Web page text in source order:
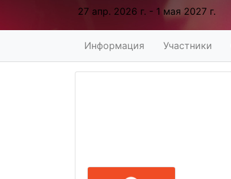
27 апр. 2026 г. - 1 мая 2027 г.
Информация Участники